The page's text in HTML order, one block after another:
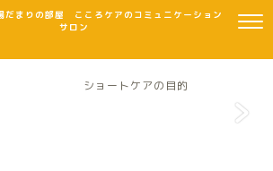
ショートケアの目的